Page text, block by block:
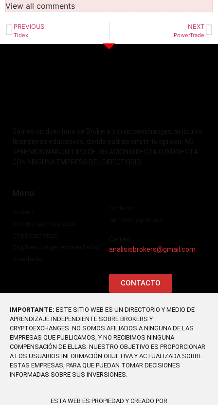
View all comments
PREVIOUS
Tidex
NEXT
PowerTrade
analisisbrokers@gmail.com
CONTACTO
IMPORTANTE: ESTE SITIO WEB ES UN DIRECTORIO Y MEDIO DE
APRENDIZAJE INDEPENDIENTE SOBRE BROKERS Y
CRYPTOEXCHANGES. NO SOMOS AFILIADOS A NINGUNA DE LAS
EMPRESAS QUE PUBLICAMOS, Y NO RECIBIMOS NINGUNA
COMPENSACIÓN DE ELLAS. NUESTRO OBJETIVO ES PROPORCIONAR
A LOS USUARIOS INFORMACIÓN OBJETIVA Y ACTUALIZADA SOBRE
ESTAS EMPRESAS, PARA QUE PUEDAN TOMAR DECISIONES
INFORMADAS SOBRE SUS INVERSIONES.
ESTA WEB ES PROPIEDAD Y CREADO POR